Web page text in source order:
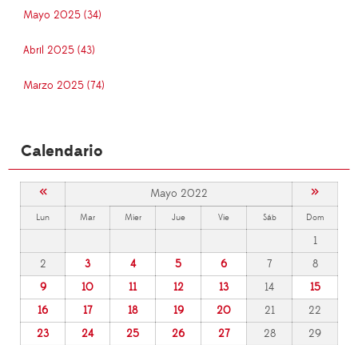
Mayo 2025 (34)
Abril 2025 (43)
Marzo 2025 (74)
Calendario
« Mayo 2022 »
Lun Mar Mier Jue Vie Sáb Dom
1
2
3 4 5 6 7
8
9
10 11 12 13 14
15
16
17 18 19 20 21
22
23
24 25 26 27 28
29